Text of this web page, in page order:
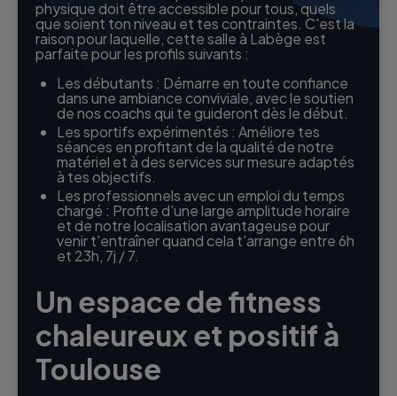
physique doit être accessible pour tous, quels
que soient ton niveau et tes contraintes. C'est la
raison pour laquelle, cette salle à Labège est
parfaite pour les profils suivants :
Les débutants : Démarre en toute confiance
dans une ambiance conviviale, avec le soutien
de nos coachs qui te guideront dès le début.
Les sportifs expérimentés : Améliore tes
séances en profitant de la qualité de notre
matériel et à des services sur mesure adaptés
à tes objectifs.
Les professionnels avec un emploi du temps
chargé : Profite d’une large amplitude horaire
et de notre localisation avantageuse pour
venir t'entraîner quand cela t'arrange entre 6h
et 23h, 7j / 7.
Un espace de fitness
chaleureux et positif à
Toulouse